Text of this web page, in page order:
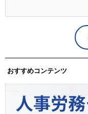
弊社ホームページ
企画開発部 個人情
おすすめコンテンツ